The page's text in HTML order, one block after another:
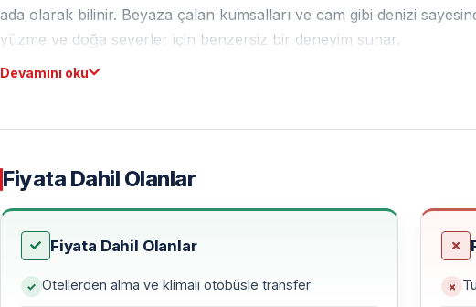
ada olarak bilinir. Beyaza çalan kumsalları ve cam gibi denizi
yüzme ve doğa severler için benzersiz bir deneyim sunar.
Gizli Cennet Atmosferi
Suluada, kalabalık turistik merkezlerden uzakta, sakin ve doğal
doğayla baş başa kalabileceğiniz nadir rotalardan biridir.
Filtre Gerektirmeyen Manzaralar
Adanın turkuaz suları ve açık renkli kayalıkları, Instagram ve
Işık, renk ve manzara tamamen doğaldır.
Devamını oku
Fiyata Dahil Olanlar
Fiyata Dahil Olanlar
Otellerden alma ve klimalı otobüsle transfer